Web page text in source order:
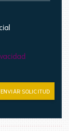
ENVIAR SOLICITUD